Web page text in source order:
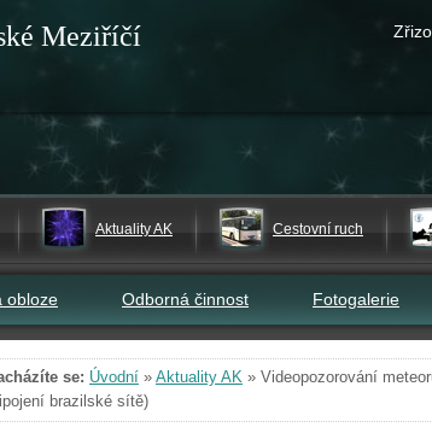
Meziříčí
Aktuality AK Cestovní ruch
obloze Odborná činnost Fotogalerie
se: Úvodní » Aktuality AK » Videopozorování
brazilské sítě)